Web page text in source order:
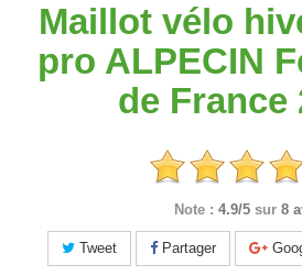
Maillot vélo
pro ALPECIN
de France
Note : 4.9/5 sur 8
Tweet Partager